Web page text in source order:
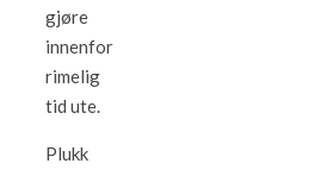
gjøre
innenfor
rimelig
tid ute.
Plukk